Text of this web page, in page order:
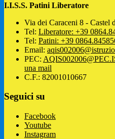
I.I.S.S. Patini Liberatore
Via dei Caraceni 8 - Castel
Tel: Liberatore: +39
Tel: Patini: +39
Email:
PEC:
una mail
C.F.: 82001010667
Seguici su
Facebook
Youtube
Instagram